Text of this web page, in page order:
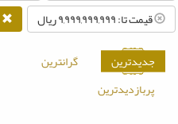
قیمت تا: ۹,۹۹۹,۹۹۹,۹۹۹ ريال
جدیدترین
گرانترین
پربازدیدترین